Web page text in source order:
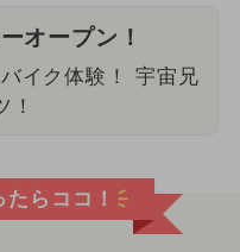
オープン！
イク体験！ 宇宙兄
！
らココ！